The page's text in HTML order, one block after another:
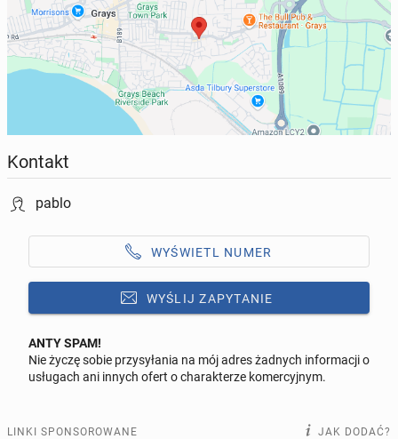
Kontakt
pablo
WYŚWIETL NUMER
WYŚLIJ ZAPYTANIE
Odpowiedz na ofertę tego ogłoszenia
ANTY SPAM!
Nie życzę sobie przysyłania na mój adres żadnych informacji o
usługach ani innych ofert o charakterze komercyjnym.
LINKI SPONSOROWANE JAK DODAĆ?